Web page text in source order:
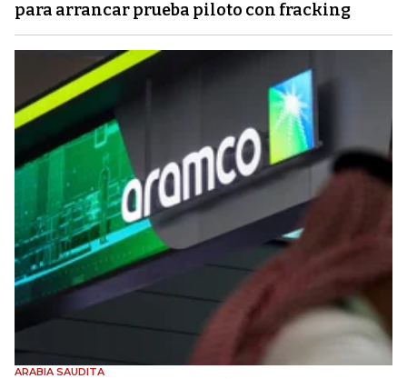
para arrancar prueba piloto con fracking
ARABIA SAUDITA